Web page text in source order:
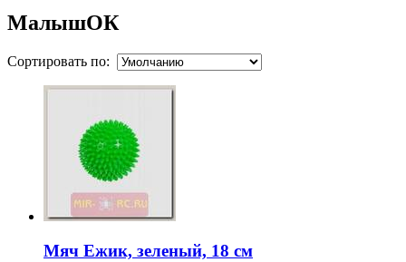
МалышОК
Сортировать по:
Мяч Ежик, зеленый, 18 см